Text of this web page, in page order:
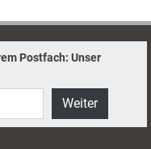
Postfach: Unser
Weiter